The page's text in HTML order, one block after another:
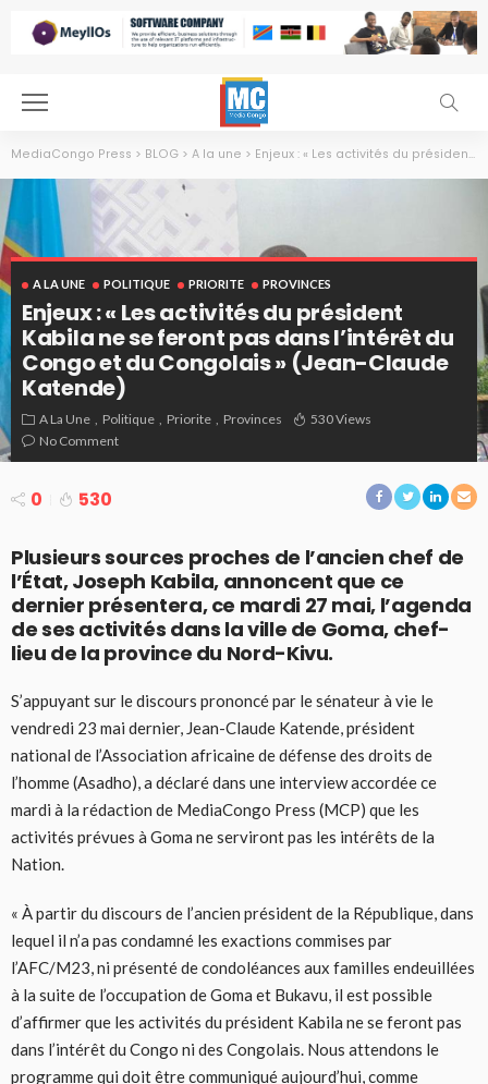
MediaCongo Press > BLOG > A la une > Enjeux : « Les activités du président Kabila ne se feront pas dans l’intérêt du Congo et du Congolais » (Jean-Claude Katende)
A LA UNE POLITIQUE PRIORITE PROVINCES
Enjeux : « Les activités du président
Kabila ne se feront pas dans l’intérêt du
Congo et du Congolais » (Jean-Claude
Katende)
A La Une Politique Priorite Provinces
530 Views
No Comment
0 530
Plusieurs sources proches de l’ancien chef de
l’État, Joseph Kabila, annoncent que ce
dernier présentera, ce mardi 27 mai, l’agenda
de ses activités dans la ville de Goma, chef-
lieu de la province du Nord-Kivu.
S’appuyant sur le discours prononcé par le sénateur à vie le
vendredi 23 mai dernier, Jean-Claude Katende, président
national de l’Association africaine de défense des droits de
l’homme (Asadho), a déclaré dans une interview accordée ce
mardi à la rédaction de MediaCongo Press (MCP) que les
activités prévues à Goma ne serviront pas les intérêts de la
Nation.
« À partir du discours de l’ancien président de la République, dans
lequel il n’a pas condamné les exactions commises par
l’AFC/M23, ni présenté de condoléances aux familles endeuillées
à la suite de l’occupation de Goma et Bukavu, il est possible
d’affirmer que les activités du président Kabila ne se feront pas
dans l’intérêt du Congo ni des Congolais. Nous attendons le
programme qui doit être communiqué aujourd’hui, comme